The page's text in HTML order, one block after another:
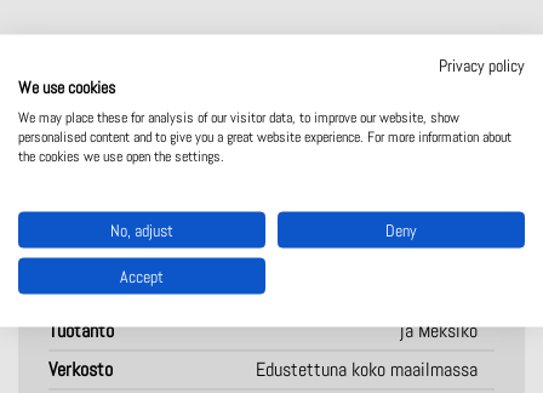
Yhteistyön alkamisvuosi
Päätoimipaikka
Tuotanto
ja Meksiko
Verkosto
Edustettuna koko maailmassa
Privacy policy
We use cookies
We may place these for analysis of our visitor data, to improve our website, show
personalised content and to give you a great website experience. For more information about
the cookies we use open the settings.
No, adjust Deny
Accept